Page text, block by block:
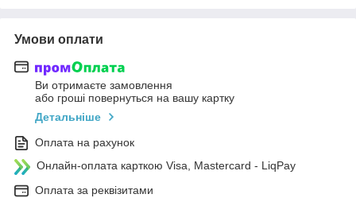
Умови оплати
Ви отримаєте замовлення
або гроші повернуться на вашу картку
Детальніше
Оплата на рахунок
Онлайн-оплата карткою Visa, Mastercard - LiqPay
Оплата за реквізитами